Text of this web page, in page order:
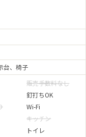
真珠湾』 出版記念写真展
台、椅子
販売手数料なし
釘打ちOK
Wi-Fi
キッチン
トイレ